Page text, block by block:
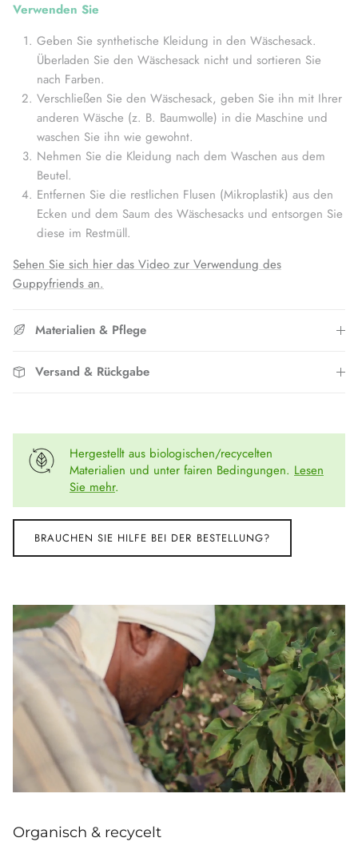
Verwenden Sie
Geben Sie synthetische Kleidung in den Wäschesack.
Überladen Sie den Wäschesack nicht und sortieren Sie
nach Farben.
Verschließen Sie den Wäschesack, geben Sie ihn mit Ihrer
anderen Wäsche (z. B. Baumwolle) in die Maschine und
waschen Sie ihn wie gewohnt.
Nehmen Sie die Kleidung nach dem Waschen aus dem
Beutel.
Entfernen Sie die restlichen Flusen (Mikroplastik) aus den
Ecken und dem Saum des Wäschesacks und entsorgen Sie
diese im Restmüll.
Sehen Sie sich hier das Video zur Verwendung des
Guppyfriends an.
Materialien & Pflege
Versand & Rückgabe
Hergestellt aus biologischen/recycelten
Materialien und unter fairen Bedingungen. Lesen
Sie mehr.
BRAUCHEN SIE HILFE BEI DER BESTELLUNG?
Organisch & recycelt